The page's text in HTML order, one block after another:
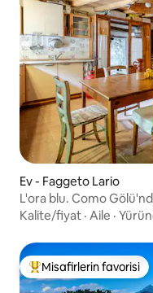
Ev - Faggeto Lario
L'ora blu. Como
Kalite/fiyat · Aile ·
Misafirlerin
Misafirlerin favorisi